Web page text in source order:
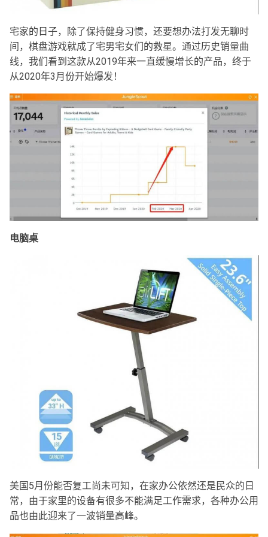
宅家的日子，除了保持健身习惯，还要想办法打发无聊时
间，棋盘游戏就成了宅男宅女们的救星。通过历史销量曲
线，我们看到这款从2019年来一直缓慢增长的产品，终于
从2020年3月份开始爆发！
电脑桌
美国5月份能否复工尚未可知，在家办公依然还是民众的日
常，由于家里的设备有很多不能满足工作需求，各种办公用
品也由此迎来了一波销量高峰。